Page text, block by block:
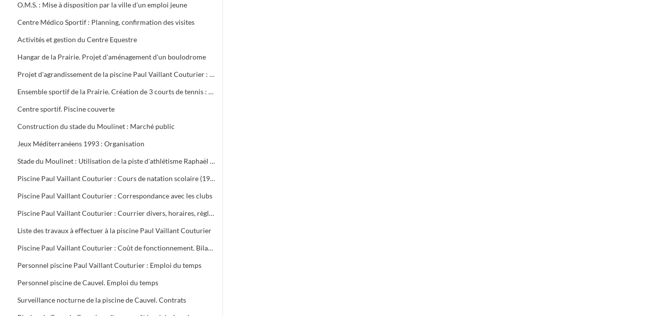
O.M.S. : Mise à disposition par la ville d'un emploi jeune
Centre Médico Sportif : Planning, confirmation des visites
Activités et gestion du Centre Equestre
Hangar de la Prairie. Projet d'aménagement d'un boulodrome
Projet d'agrandissement de la piscine Paul Vaillant Couturier : 6 plans
Ensemble sportif de la Prairie. Création de 3 courts de tennis : 1ère tranche (1997). Projet d'éclairage (1983)
Centre sportif. Piscine couverte
Construction du stade du Moulinet : Marché public
Jeux Méditerranéens 1993 : Organisation
Stade du Moulinet : Utilisation de la piste d'athlétisme Raphaël Pujazon
Piscine Paul Vaillant Couturier : Cours de natation scolaire (1992-1999). Transport des scolaires (1995-1998). Utilisation de la piscine par les scolaires (1997-1998)
Piscine Paul Vaillant Couturier : Correspondance avec les clubs
Piscine Paul Vaillant Couturier : Courrier divers, horaires, règlement des cours, vols, plan d'organisation de secours, accident du 16 juin 1997, procès-verbal de la Commission de Sécurité
Liste des travaux à effectuer à la piscine Paul Vaillant Couturier
Piscine Paul Vaillant Couturier : Coût de fonctionnement. Bilan d'activité
Personnel piscine Paul Vaillant Couturier : Emploi du temps
Personnel piscine de Cauvel. Emploi du temps
Surveillance nocturne de la piscine de Cauvel. Contrats